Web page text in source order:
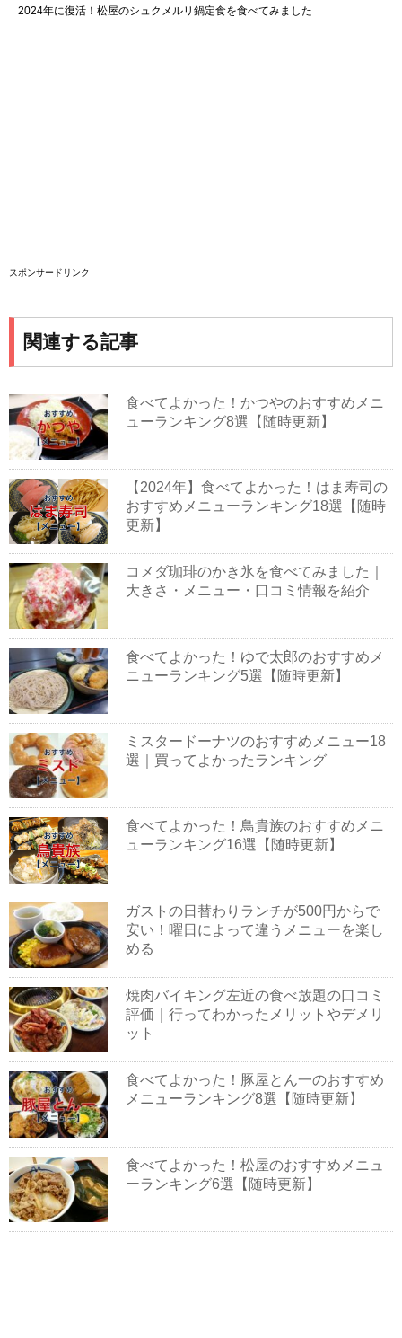
2024年に復活！松屋のシュクメルリ鍋定食を食べてみました
スポンサードリンク
関連する記事
食べてよかった！かつやのおすすめメニ
ューランキング8選【随時更新】
【2024年】食べてよかった！はま寿司の
おすすめメニューランキング18選【随時
更新】
コメダ珈琲のかき氷を食べてみました｜
大きさ・メニュー・口コミ情報を紹介
食べてよかった！ゆで太郎のおすすめメ
ニューランキング5選【随時更新】
ミスタードーナツのおすすめメニュー18
選｜買ってよかったランキング
食べてよかった！鳥貴族のおすすめメニ
ューランキング16選【随時更新】
ガストの日替わりランチが500円からで
安い！曜日によって違うメニューを楽し
める
焼肉バイキング左近の食べ放題の口コミ
評価｜行ってわかったメリットやデメリ
ット
食べてよかった！豚屋とん一のおすすめ
メニューランキング8選【随時更新】
食べてよかった！松屋のおすすめメニュ
ーランキング6選【随時更新】